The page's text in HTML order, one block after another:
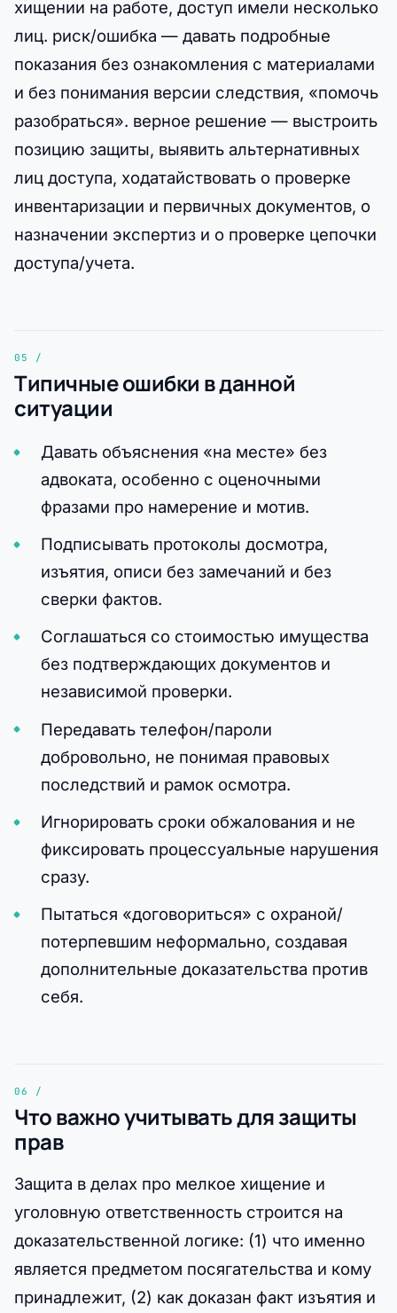
хищении на работе, доступ имели несколько
лиц. риск/ошибка — давать подробные
показания без ознакомления с материалами
и без понимания версии следствия, «помочь
разобраться». верное решение — выстроить
позицию защиты, выявить альтернативных
лиц доступа, ходатайствовать о проверке
инвентаризации и первичных документов, о
назначении экспертиз и о проверке цепочки
доступа/учета.
Типичные ошибки в данной
ситуации
Давать объяснения «на месте» без
адвоката, особенно с оценочными
фразами про намерение и мотив.
Подписывать протоколы досмотра,
изъятия, описи без замечаний и без
сверки фактов.
Соглашаться со стоимостью имущества
без подтверждающих документов и
независимой проверки.
Передавать телефон/пароли
добровольно, не понимая правовых
последствий и рамок осмотра.
Игнорировать сроки обжалования и не
фиксировать процессуальные нарушения
сразу.
Пытаться «договориться» с охраной/
потерпевшим неформально, создавая
дополнительные доказательства против
себя.
Что важно учитывать для защиты
прав
Защита в делах про мелкое хищение и
уголовную ответственность строится на
доказательственной логике: (1) что именно
является предметом посягательства и кому
принадлежит, (2) как доказан факт изъятия и